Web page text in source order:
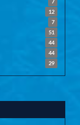
12
7
51
44
44
29